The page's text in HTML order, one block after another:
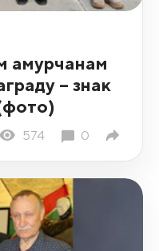
амурчанам
– знак
574 0